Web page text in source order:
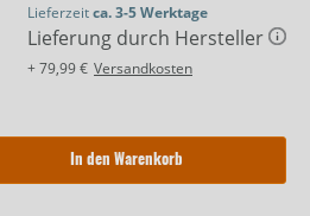
Lieferzeitca. 3-5 Werktage
Lieferung durch Hersteller
+ 79,99 € Versandkosten
In den Warenkorb